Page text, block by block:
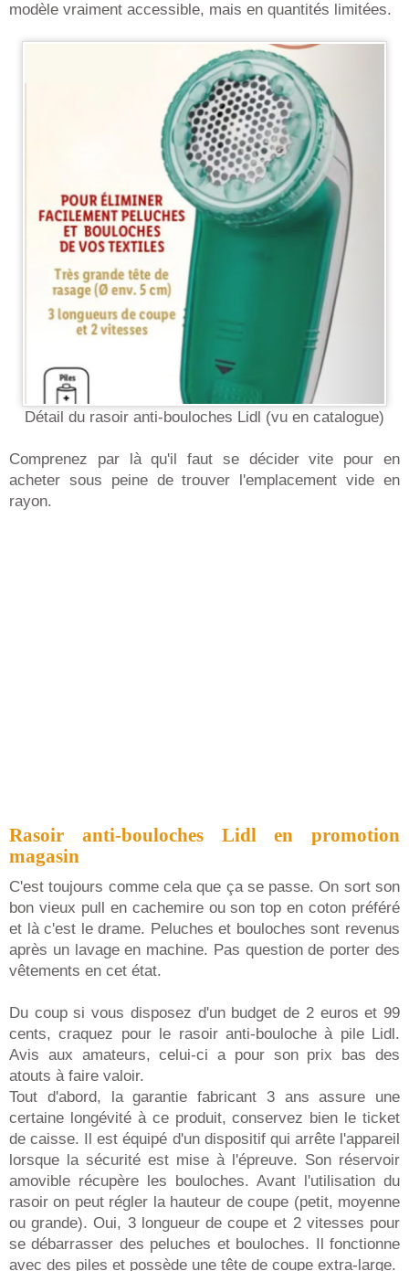
modèle vraiment accessible, mais en quantités limitées.
Détail du rasoir anti-bouloches Lidl (vu en catalogue)
Comprenez par là qu'il faut se décider vite pour en
acheter sous peine de trouver l'emplacement vide en
rayon.
Rasoir anti-bouloches Lidl en promotion
magasin
C'est toujours comme cela que ça se passe. On sort son
bon vieux pull en cachemire ou son top en coton préféré
et là c'est le drame. Peluches et bouloches sont revenus
après un lavage en machine. Pas question de porter des
vêtements en cet état.
Du coup si vous disposez d'un budget de 2 euros et 99
cents, craquez pour le rasoir anti-bouloche à pile Lidl.
Avis aux amateurs, celui-ci a pour son prix bas des
atouts à faire valoir.
Tout d'abord, la garantie fabricant 3 ans assure une
certaine longévité à ce produit, conservez bien le ticket
de caisse. Il est équipé d'un dispositif qui arrête l'appareil
lorsque la sécurité est mise à l'épreuve. Son réservoir
amovible récupère les bouloches. Avant l'utilisation du
rasoir on peut régler la hauteur de coupe (petit, moyenne
ou grande). Oui, 3 longueur de coupe et 2 vitesses pour
se débarrasser des peluches et bouloches. Il fonctionne
avec des piles et possède une tête de coupe extra-large.